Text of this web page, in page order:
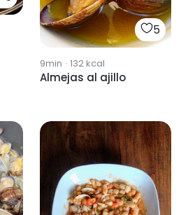
5
9min · 132kcal
Almejas al ajillo